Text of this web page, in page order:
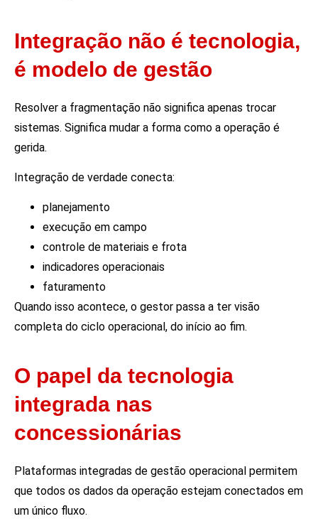
Integração não é tecnologia,
é modelo de gestão
Resolver a fragmentação não significa apenas trocar
sistemas. Significa mudar a forma como a operação é
gerida.
Integração de verdade conecta:
planejamento
execução em campo
controle de materiais e frota
indicadores operacionais
faturamento
Quando isso acontece, o gestor passa a ter visão
completa do ciclo operacional, do início ao fim.
O papel da tecnologia
integrada nas
concessionárias
Plataformas integradas de gestão operacional permitem
que todos os dados da operação estejam conectados em
um único fluxo.